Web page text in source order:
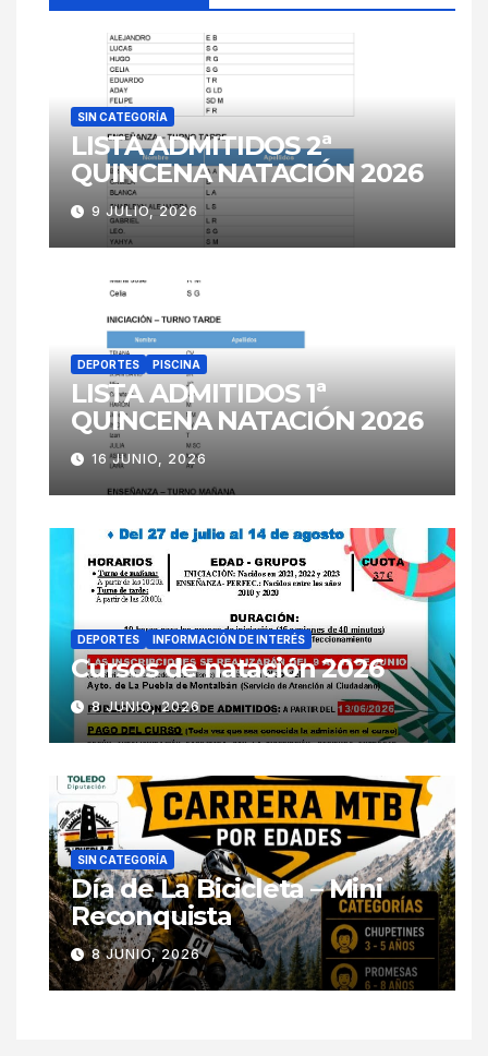
SIN CATEGORÍA
LISTA ADMITIDOS 2ª
QUINCENA NATACIÓN 2026
9 JULIO, 2026
DEPORTES PISCINA
LISTA ADMITIDOS 1ª
QUINCENA NATACIÓN 2026
16 JUNIO, 2026
DEPORTES INFORMACIÓN DE INTERÉS
Cursos de natación 2026
8 JUNIO, 2026
SIN CATEGORÍA
Día de La Bicicleta – Mini
Reconquista
8 JUNIO, 2026